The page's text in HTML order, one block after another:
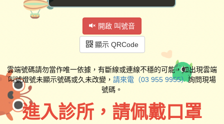
開啟 叫號音
顯示 QRCode
雲端號碼請勿當作唯一依據，有斷線或連線不穩的可能，如出現雲端
叫號燈號未顯示號碼或久未改變， 請來電（03 955 9955）詢問現場
號碼。
進入診所，請佩戴口罩